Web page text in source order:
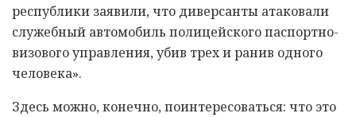
республики заявили, что диверсанты атаковали
служебный автомобиль полицейского паспортно-
визового управления, убив трех и ранив одного
человека».
Здесь можно, конечно, поинтересоваться: что это